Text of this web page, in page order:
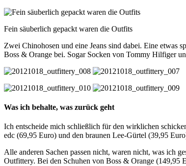
Fein säuberlich gepackt waren die Outfits
Zwei Chinohosen und eine Jeans sind dabei. Eine etwas
Boss & Orange bei. Sogar Socken von Tommy Hilfiger
Was ich behalte, was zurück geht
Ich entscheide mich schließlich für den wirklichen
edc (69,95 Euro) und den braunen Lee-Gürtel (39,95
Alle anderen Sachen passen nicht, waren nicht, was ich
Outfittery. Bei den Schuhen von Boss & Orange (149,95